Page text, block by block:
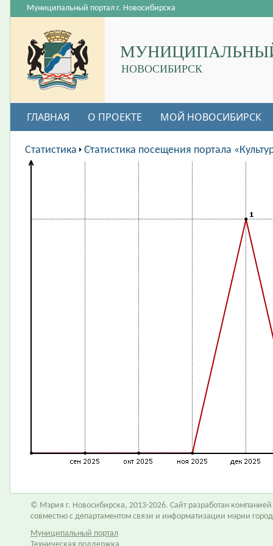
НОВОСИБИРСК
Муниципальный портал г. Новосибирска
ГЛАВНАЯ О ПРОЕКТЕ МОЙ НОВОСИБИРСК
ВАКАНСИИ
Статистика Статистика посещения портала
© Мэрия г. Новосибирска, 2013-2026. Сайт разработан компанией
совместно с департаментом связи и информатизации мэрии
Муниципальный портал